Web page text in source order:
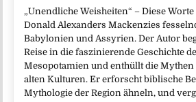
„Unendliche Weisheiten“ – Diese
Donald Alexanders Mackenzies
Babylonien und Assyrien. Der Autor
Reise in die faszinierende Geschichte
Mesopotamien und enthüllt die Mythen
alten Kulturen. Er erforscht biblische
Mythologie der Region ähneln, und